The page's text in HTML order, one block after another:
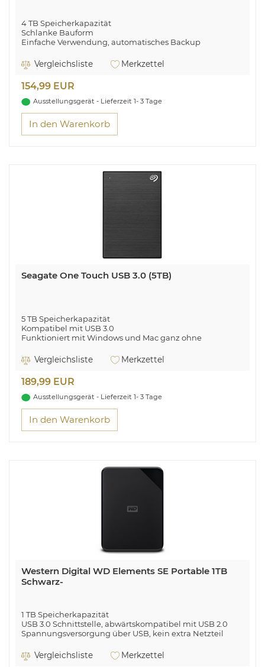
4 TB Speicherkapazität
Schlanke Bauform
Einfache Verwendung, automatisches Backup
Festplatte in bewährter, zuverlässiger WD® Qualität
SuperSpeed USB Port, kompatibel mit USB 2.0
Wer flexibel ist, hat mehr vom Leben
Vergleichsliste Merkzettel
154,99 EUR
Ausstellungsgerät - Lieferzeit 1- 3 Tage
In den Warenkorb
Seagate One Touch USB 3.0 (5TB)
5 TB Speicherkapazität
Kompatibel mit USB 3.0
Funktioniert mit Windows und Mac ganz ohne
Genügend Platz zum Wachsen
Vergleichsliste Merkzettel
189,99 EUR
Ausstellungsgerät - Lieferzeit 1- 3 Tage
In den Warenkorb
Western Digital WD Elements SE Portable 1TB
Schwarz-
1 TB Speicherkapazität
USB 3.0 Schnittstelle, abwärtskompatibel mit USB 2.0
Spannungsversorgung über USB, kein extra Netzteil
Für Windows® vorformatiert
Hohe Kapazität in kompaktem Design
Vergleichsliste Merkzettel